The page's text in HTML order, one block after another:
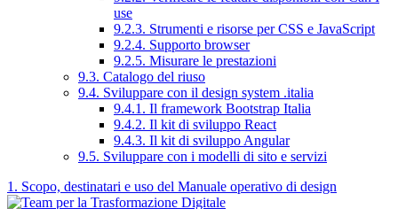
use
9.2.3. Strumenti e risorse per CSS e JavaScript
9.2.4. Supporto browser
9.2.5. Misurare le prestazioni
9.3. Catalogo del riuso
9.4. Sviluppare con il design system .italia
9.4.1. Il framework Bootstrap Italia
9.4.2. Il kit di sviluppo React
9.4.3. Il kit di sviluppo Angular
9.5. Sviluppare con i modelli di sito e servizi
1. Scopo, destinatari e uso del Manuale operativo di design